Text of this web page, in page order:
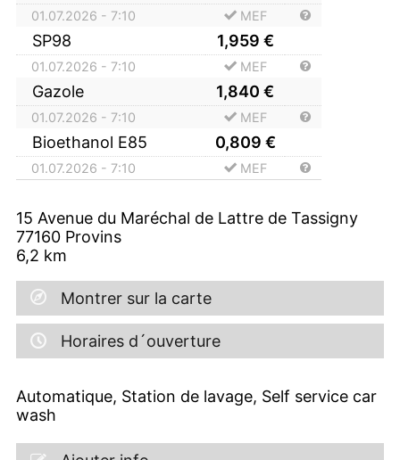
01.07.2026 - 7:10 MEF
SP98 1,959 €
01.07.2026 - 7:10 MEF
Gazole 1,840 €
01.07.2026 - 7:10 MEF
Bioethanol E85 0,809 €
01.07.2026 - 7:10 MEF
15 Avenue du Maréchal de Lattre de Tassigny
77160 Provins
6,2 km
Montrer sur la carte
Horaires d´ouverture
Automatique, Station de lavage, Self service car
wash